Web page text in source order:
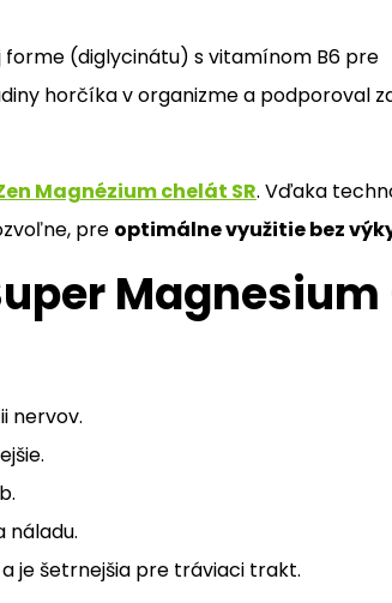
forme (diglycinátu) s vitamínom B6 pre
horčíka v organizme a podporoval
Magnézium chelát SR. Vďaka
pre optimálne využitie bez
Magnesium
nervov.
náladu.
je šetrnejšia pre tráviaci trakt.